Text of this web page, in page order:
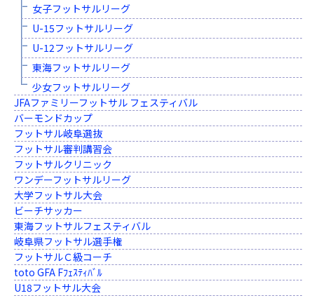
女子フットサルリーグ
U-15フットサルリーグ
U-12フットサルリーグ
東海フットサルリーグ
少女フットサルリーグ
JFAファミリーフットサル フェスティバル
バーモンドカップ
フットサル岐阜選抜
フットサル審判講習会
フットサルクリニック
ワンデーフットサルリーグ
大学フットサル大会
ビーチサッカー
東海フットサルフェスティバル
岐阜県フットサル選手権
フットサルＣ級コーチ
toto GFA Fﾌｪｽﾃｨﾊﾞﾙ
U18フットサル大会